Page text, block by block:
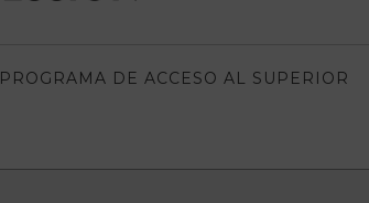
PROGRAMA DE ACCESO AL SUPERIOR